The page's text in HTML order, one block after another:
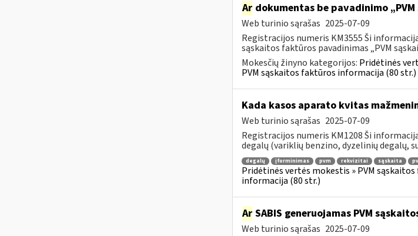
Ardokumentas be pavadinimo
Web turinio sąrašas 2025-07-09
Registracijos numeris KM3555 Ši
sąskaitos faktūros pavadinimas „PVM
Mokesčių žinyno kategorijos: Pridėtinės
PVM sąskaitos faktūros informacija (80 str.)
Kada kasos aparato kvitas
Web turinio sąrašas 2025-07-09
Registracijos numeris KM1208 Ši
degalų (variklių benzino, dyzelinių degalų,
degalų įforminimas pvm rekvizitai sąskaita
Pridėtinės vertės mokestis » PVM
informacija (80 str.)
ArSABIS generuojamas PVM
Web turinio sąrašas 2025-07-09